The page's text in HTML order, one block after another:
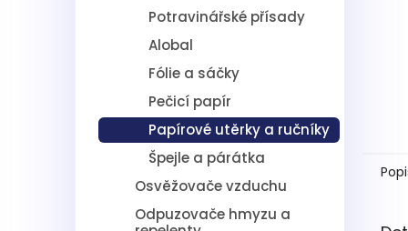
Potravinářské přísady
Alobal
Fólie a sáčky
Pečicí papír
Papírové utěrky a ručníky
Špejle a párátka
Osvěžovače vzduchu
Odpuzovače hmyzu a